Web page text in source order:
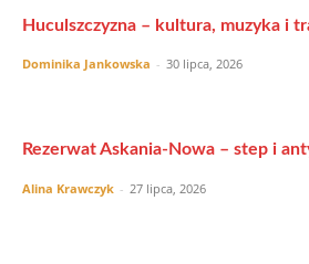
Huculszczyzna – kultura, muzyka i
Dominika Jankowska - 30 lipca, 2026
Rezerwat Askania-Nowa – step i
Alina Krawczyk - 27 lipca, 2026